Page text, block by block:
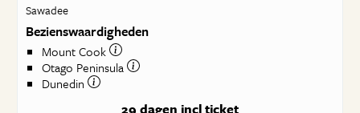
Sawadee
Bezienswaardigheden
Mount Cook
Otago Peninsula
Dunedin
29 dagen incl ticket